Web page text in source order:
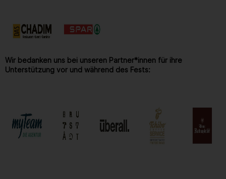
Wir bedanken uns bei unseren Partner*innen für ihre
Unterstützung vor und während des Fests: